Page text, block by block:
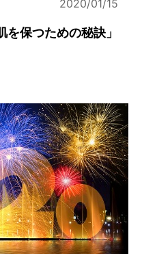
2020/01/15
保つための秘訣」